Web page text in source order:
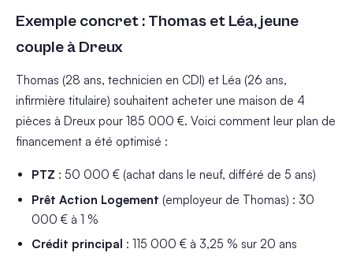
Exemple concret : Thomas et Léa, jeune
couple à Dreux
Thomas (28 ans, technicien en CDI) et Léa (26 ans,
infirmière titulaire) souhaitent acheter une maison de 4
pièces à Dreux pour 185 000 €. Voici comment leur plan de
financement a été optimisé :
PTZ : 50 000 € (achat dans le neuf, différé de 5 ans)
Prêt Action Logement (employeur de Thomas) : 30
000 € à 1 %
Crédit principal : 115 000 € à 3,25 % sur 20 ans